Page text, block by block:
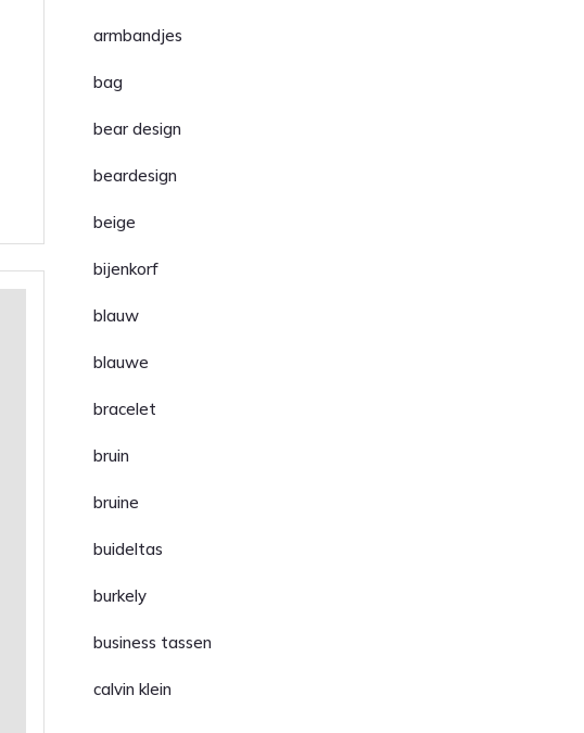
armbandjes
bag
bear design
beardesign
beige
bijenkorf
blauw
blauwe
bracelet
bruin
bruine
buideltas
burkely
business tassen
calvin klein